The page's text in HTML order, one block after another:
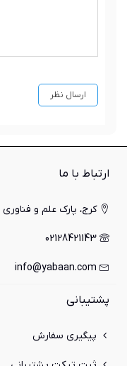
ارتباط با ما
کرج، پارک علم و فناوری
02128421143
info@yabaan.com
پشتیبانی
پیگیری سفارش